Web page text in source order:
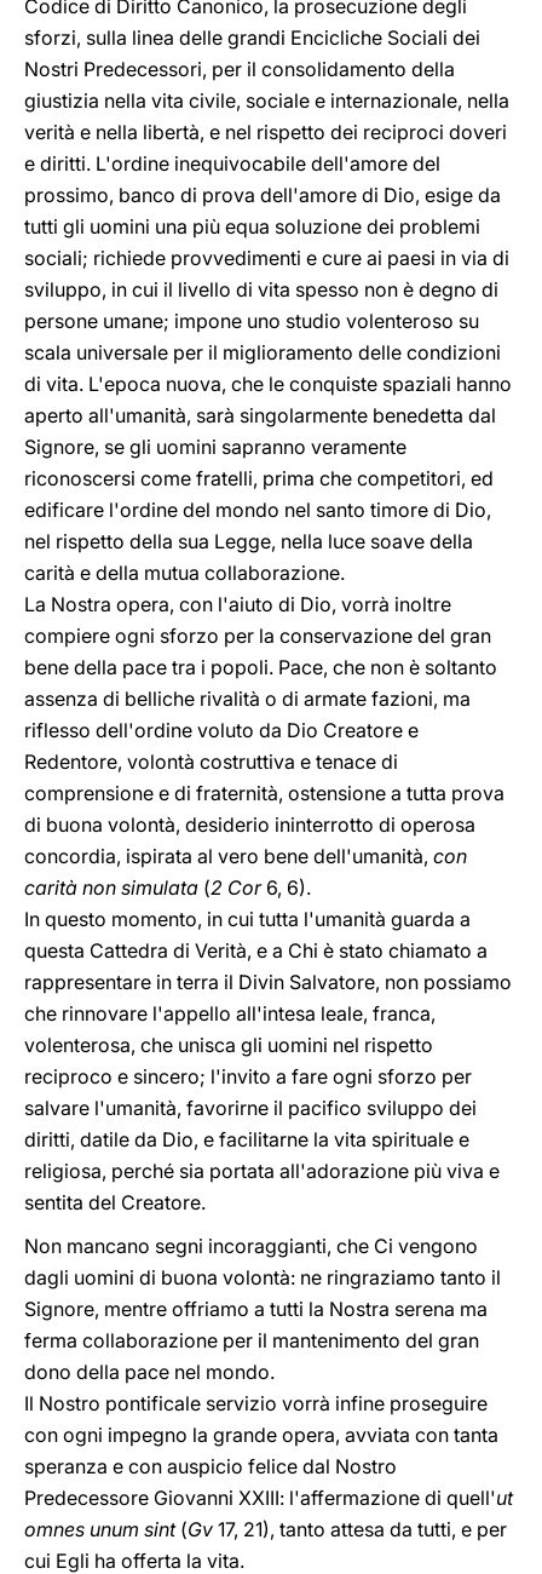
Codice di Diritto Canonico, la prosecuzione degli
sforzi, sulla linea delle grandi Encicliche Sociali dei
Nostri Predecessori, per il consolidamento della
giustizia nella vita civile, sociale e internazionale, nella
verità e nella libertà, e nel rispetto dei reciproci doveri
e diritti. L'ordine inequivocabile dell'amore del
prossimo, banco di prova dell'amore di Dio, esige da
tutti gli uomini una più equa soluzione dei problemi
sociali; richiede provvedimenti e cure ai paesi in via di
sviluppo, in cui il livello di vita spesso non è degno di
persone umane; impone uno studio volenteroso su
scala universale per il miglioramento delle condizioni
di vita. L'epoca nuova, che le conquiste spaziali hanno
aperto all'umanità, sarà singolarmente benedetta dal
Signore, se gli uomini sapranno veramente
riconoscersi come fratelli, prima che competitori, ed
edificare l'ordine del mondo nel santo timore di Dio,
nel rispetto della sua Legge, nella luce soave della
carità e della mutua collaborazione.
La Nostra opera, con l'aiuto di Dio, vorrà inoltre
compiere ogni sforzo per la conservazione del gran
bene della pace tra i popoli. Pace, che non è soltanto
assenza di belliche rivalità o di armate fazioni, ma
riflesso dell'ordine voluto da Dio Creatore e
Redentore, volontà costruttiva e tenace di
comprensione e di fraternità, ostensione a tutta prova
di buona volontà, desiderio ininterrotto di operosa
concordia, ispirata al vero bene dell'umanità, con
carità non simulata (2 Cor6, 6).
In questo momento, in cui tutta l'umanità guarda a
questa Cattedra di Verità, e a Chi è stato chiamato a
rappresentare in terra il Divin Salvatore, non possiamo
che rinnovare l'appello all'intesa leale, franca,
volenterosa, che unisca gli uomini nel rispetto
reciproco e sincero; l'invito a fare ogni sforzo per
salvare l'umanità, favorirne il pacifico sviluppo dei
diritti, datile da Dio, e facilitarne la vita spirituale e
religiosa, perché sia portata all'adorazione più viva e
sentita del Creatore.
Non mancano segni incoraggianti, che Ci vengono
dagli uomini di buona volontà: ne ringraziamo tanto il
Signore, mentre offriamo a tutti la Nostra serena ma
ferma collaborazione per il mantenimento del gran
dono della pace nel mondo.
Il Nostro pontificale servizio vorrà infine proseguire
con ogni impegno la grande opera, avviata con tanta
speranza e con auspicio felice dal Nostro
Predecessore Giovanni XXIII: l'affermazione di quell'ut
omnes unum sint(Gv 17, 21), tanto attesa da tutti, e per
cui Egli ha offerta la vita.